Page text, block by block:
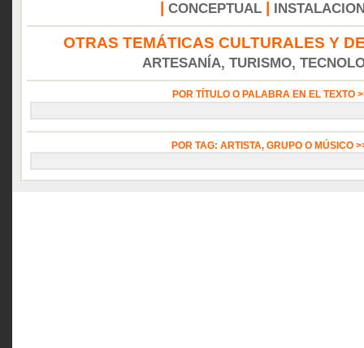
CONCEPTUAL
OTRAS TEMÁTICAS CULTURALES Y
ARTESANÍA, TURISMO,
POR TÍTULO O PALABRA EN EL TEXTO
POR TAG: ARTISTA, GRUPO O MÚSICO